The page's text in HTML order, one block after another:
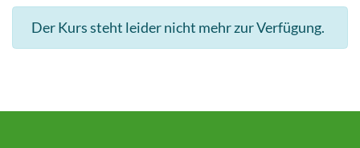
Der Kurs steht leider nicht mehr zur Verfügung.